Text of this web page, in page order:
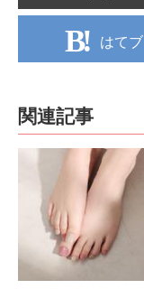
はてブ
関連記事